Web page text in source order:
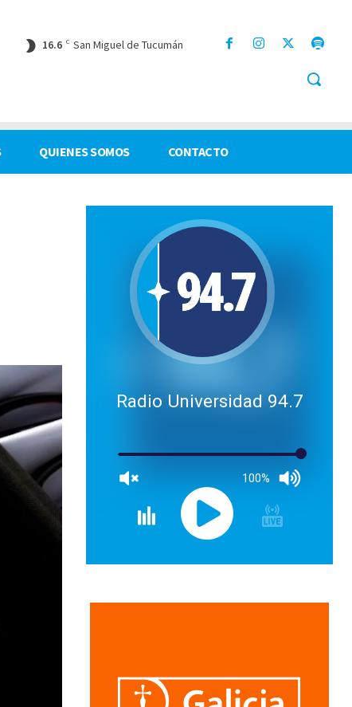
16.6 C San Miguel de Tucumán
QUIENES SOMOS CONTACTO
Radio Universidad 94.7
100%